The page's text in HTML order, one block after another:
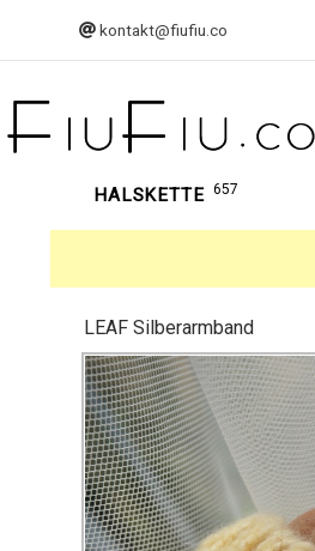
kontakt@fiufiu.co
HALSKETTE 657
LEAF Silberarmband